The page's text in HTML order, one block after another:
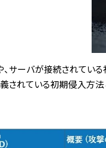
サーバが接続されている
されている初期侵入方法